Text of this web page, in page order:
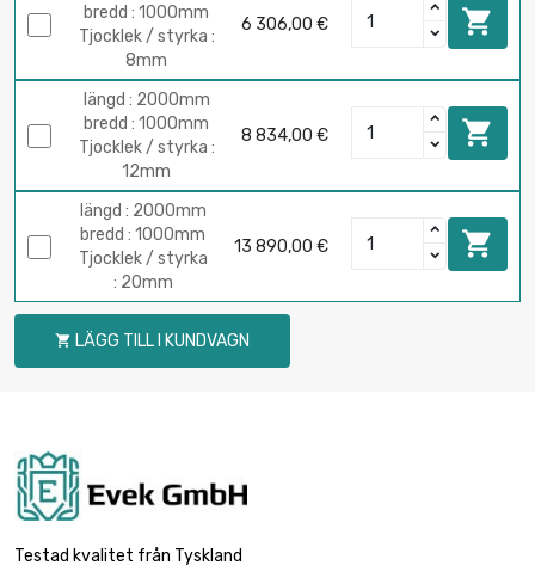
bredd : 1000mm
Tjocklek / styrka :
8mm
6 306,00 € 
längd : 2000mm
bredd : 1000mm
Tjocklek / styrka :
12mm
8 834,00 € 
längd : 2000mm
bredd : 1000mm
Tjocklek / styrka
: 20mm
13 890,00 € 
 LÄGG TILL I KUNDVAGN
Testad kvalitet från Tyskland